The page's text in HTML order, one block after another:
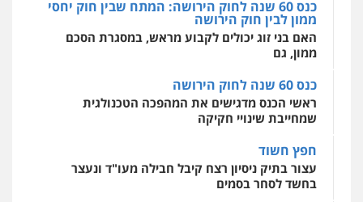
מרכז התחלה חדשה
אסירים עבירות מין שירותים מקצועיים
לעורכי דין
כנס 60 שנה לחוק הירושה: המתח שבין חוק יחסי
ממון לבין חוק הירושה
האם בני זוג יכולים לקבוע מראש, במסגרת הסכם
ממון, גם
כנס 60 שנה לחוק הירושה
ראשי הכנס מדגישים את המהפכה הטכנולגית
שמחייבת שינויי חקיקה
חפץ חשוד
עצור בתיק ניסיון רצח קיבל חבילה מעו"ד ונעצר
בחשד לסחר בסמים